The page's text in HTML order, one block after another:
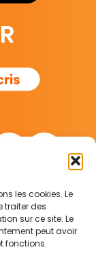
les cookies. Le
traiter des
sur ce site. Le
peut avoir
fonctions.